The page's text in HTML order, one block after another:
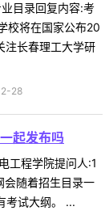
目录回复内容:考
校将在国家公布20
注长春理工大学研
28
起发布吗
工程学院提问人:1
随着招生目录一
考试大纲。 ...